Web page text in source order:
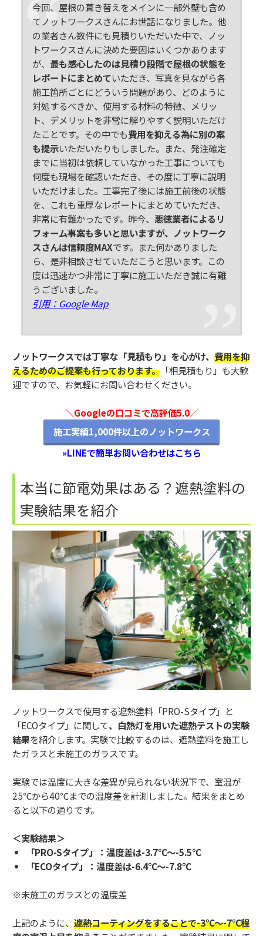
今回、屋根の葺き替えをメインに一部外壁も含め
てノットワークスさんにお世話になりました。他
の業者さん数件にも見積りいただいた中で、ノッ
トワークスさんに決めた要因はいくつかあります
が、 最も感心したのは見積り段階で屋根の状態を
レポートにまとめていただき、写真を見ながら各
施工箇所ごとにどういう問題があり、どのように
対処するべきか、使用する材料の特徴、メリッ
ト、デメリットを非常に解りやすく説明いただけ
たことです。その中でも費用を抑える為に別の案
も提示いただいたりもしました。また、発注確定
までに当初は依頼していなかった工事についても
何度も現場を確認いただき、その度に丁寧に説明
いただけました。工事完了後には施工前後の状態
を、これも重厚なレポートにまとめていただき、
非常に有難かったです。昨今、 悪徳業者によるリ
フォーム事案も多いと思いますが、ノットワーク
スさんは信頼度MAXです。また何かありました
ら、是非相談させていただこうと思います。この
度は迅速かつ非常に丁寧に施工いただき誠に有難
うございました。
引用： Google Map
ノットワークスでは丁寧な「見積もり」を心がけ、 費用を抑
えるためのご提案も行っております。 「相見積もり」も大歓
迎ですので、お気軽にお問い合わせください。
＼Googleの口コミで高評価5.0／
施工実績1,000件以上のノットワークス
»LINEで簡単お問い合わせはこちら
本当に節電効果はある？遮熱塗料の
実験結果を紹介
ノットワークスで使用する遮熱塗料「PRO-Sタイプ」と
「ECOタイプ」に関して、白熱灯を用いた遮熱テストの実験
結果を紹介します。実験で比較するのは、遮熱塗料を施工し
たガラスと未施工のガラスです。
実験では温度に大きな差異が見られない状況下で、室温が
25℃から40℃までの温度差を計測しました。結果をまとめ
ると以下の通りです。
＜実験結果＞
「PRO-Sタイプ」：温度差は-3.7℃〜-5.5℃
「ECOタイプ」：温度差は-6.4℃〜-7.8℃
※未施工のガラスとの温度差
上記のように、 遮熱コーティングをすることで-3℃〜-7℃程